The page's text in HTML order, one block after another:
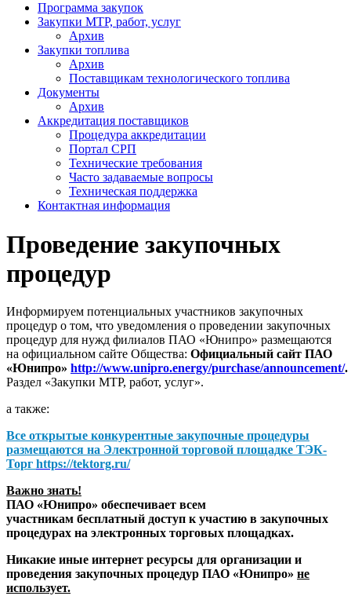
Программа закупок
Закупки МТР, работ, услуг
Архив
Закупки топлива
Архив
Поставщикам технологического топлива
Документы
Архив
Аккредитация поставщиков
Процедура аккредитации
Портал СРП
Технические требования
Часто задаваемые вопросы
Техническая поддержка
Контактная информация
Проведение закупочных
процедур
Информируем потенциальных участников закупочных
процедур о том, что уведомления о проведении закупочных
процедур для нужд филиалов ПАО «Юнипро» размещаются
на официальном сайте Общества: Официальный сайт ПАО
«Юнипро» http://www.unipro.energy/purchase/announcement/.
Раздел «Закупки МТР, работ, услуг».
а также:
Все открытые конкурентные закупочные процедуры
размещаются на Электронной торговой площадке ТЭК-
Торг https://tektorg.ru/
Важно знать!
ПАО «Юнипро» обеспечивает всем
участникам бесплатный доступ к участию в закупочных
процедурах на электронных торговых площадках.
Никакие иные интернет ресурсы для организации и
проведения закупочных процедур ПАО «Юнипро» не
использует.